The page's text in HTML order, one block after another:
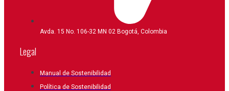
Avda. 15 No. 106-32 MN 02 Bogotá, Colombia
Legal
Manual de Sostenibilidad
Política de Sostenibilidad